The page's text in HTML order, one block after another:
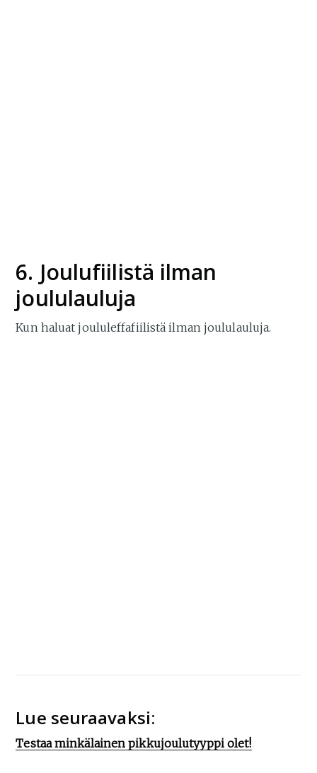
6. Joulufiilistä ilman
joululauluja
Kun haluat joululeffafiilistä ilman joululauluja.
Lue seuraavaksi:
Testaa minkälainen pikkujoulutyyppi olet!